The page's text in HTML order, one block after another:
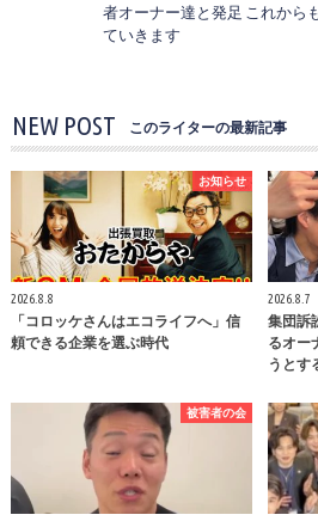
者オーナー達と発足 これから
ていきます
NEW POST このライターの最新記事
お知らせ
2026.8.8
「コロッケさんはエコライフへ」信
頼できる企業を選ぶ時代
2026.8.7
集団訴
るオー
うとす
被害者の会